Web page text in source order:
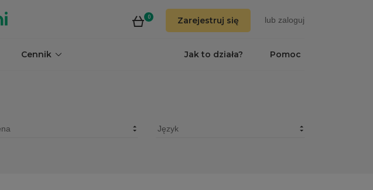
0 Zarejestruj się lub zaloguj
Cennik Pomoc
Jak to działa?